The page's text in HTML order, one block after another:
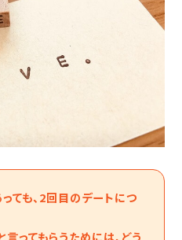
ても、2回目のデートにつ
言ってもらうためには、どう